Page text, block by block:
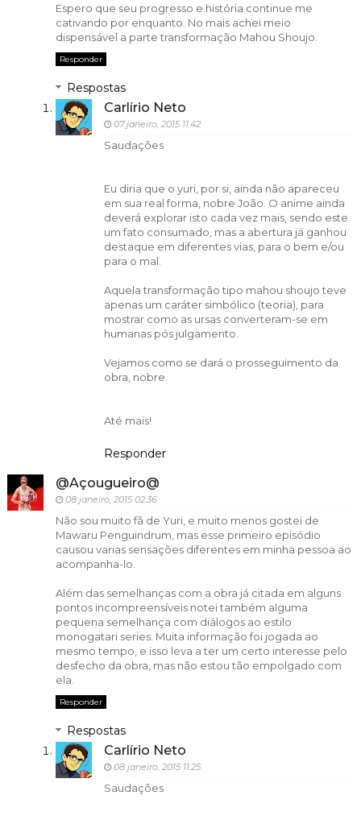
Espero que seu progresso e história continue me
cativando por enquanto. No mais achei meio
dispensável a parte transformação Mahou Shoujo.
Responder
Respostas
Carlírio Neto
07 janeiro, 2015 11:42
Saudações
Eu diria que o yuri, por si, ainda não apareceu
em sua real forma, nobre João. O anime ainda
deverá explorar isto cada vez mais, sendo este
um fato consumado, mas a abertura já ganhou
destaque em diferentes vias, para o bem e/ou
para o mal.
Aquela transformação tipo mahou shoujo teve
apenas um caráter simbólico (teoria), para
mostrar como as ursas converteram-se em
humanas pós julgamento.
Vejamos como se dará o prosseguimento da
obra, nobre.
Até mais!
Responder
@Açougueiro@
08 janeiro, 2015 02:36
Não sou muito fã de Yuri, e muito menos gostei de
Mawaru Penguindrum, mas esse primeiro episódio
causou varias sensações diferentes em minha pessoa ao
acompanha-lo.
Além das semelhanças com a obra já citada em alguns
pontos incompreensíveis notei também alguma
pequena semelhança com diálogos ao estilo
monogatari series. Muita informação foi jogada ao
mesmo tempo, e isso leva a ter um certo interesse pelo
desfecho da obra, mas não estou tão empolgado com
ela.
Responder
Respostas
Carlírio Neto
08 janeiro, 2015 11:25
Saudações